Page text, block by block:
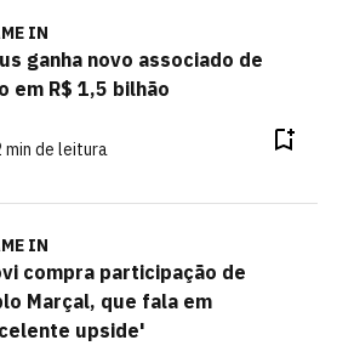
IN
ganha novo associado de
em R$ 1,5 bilhão
min de leitura
IN
compra participação de
Marçal, que fala em
upside'